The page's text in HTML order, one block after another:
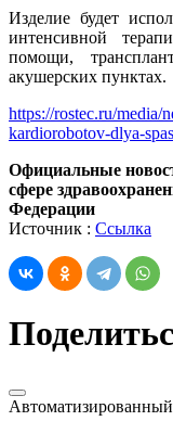
Изделие будет
интенсивной
помощи,
акушерских пунктах.
https://rostec.ru/media/
kardiorobotov-dlya-
Официальные
сфере
Федерации
Источник : Ссылка